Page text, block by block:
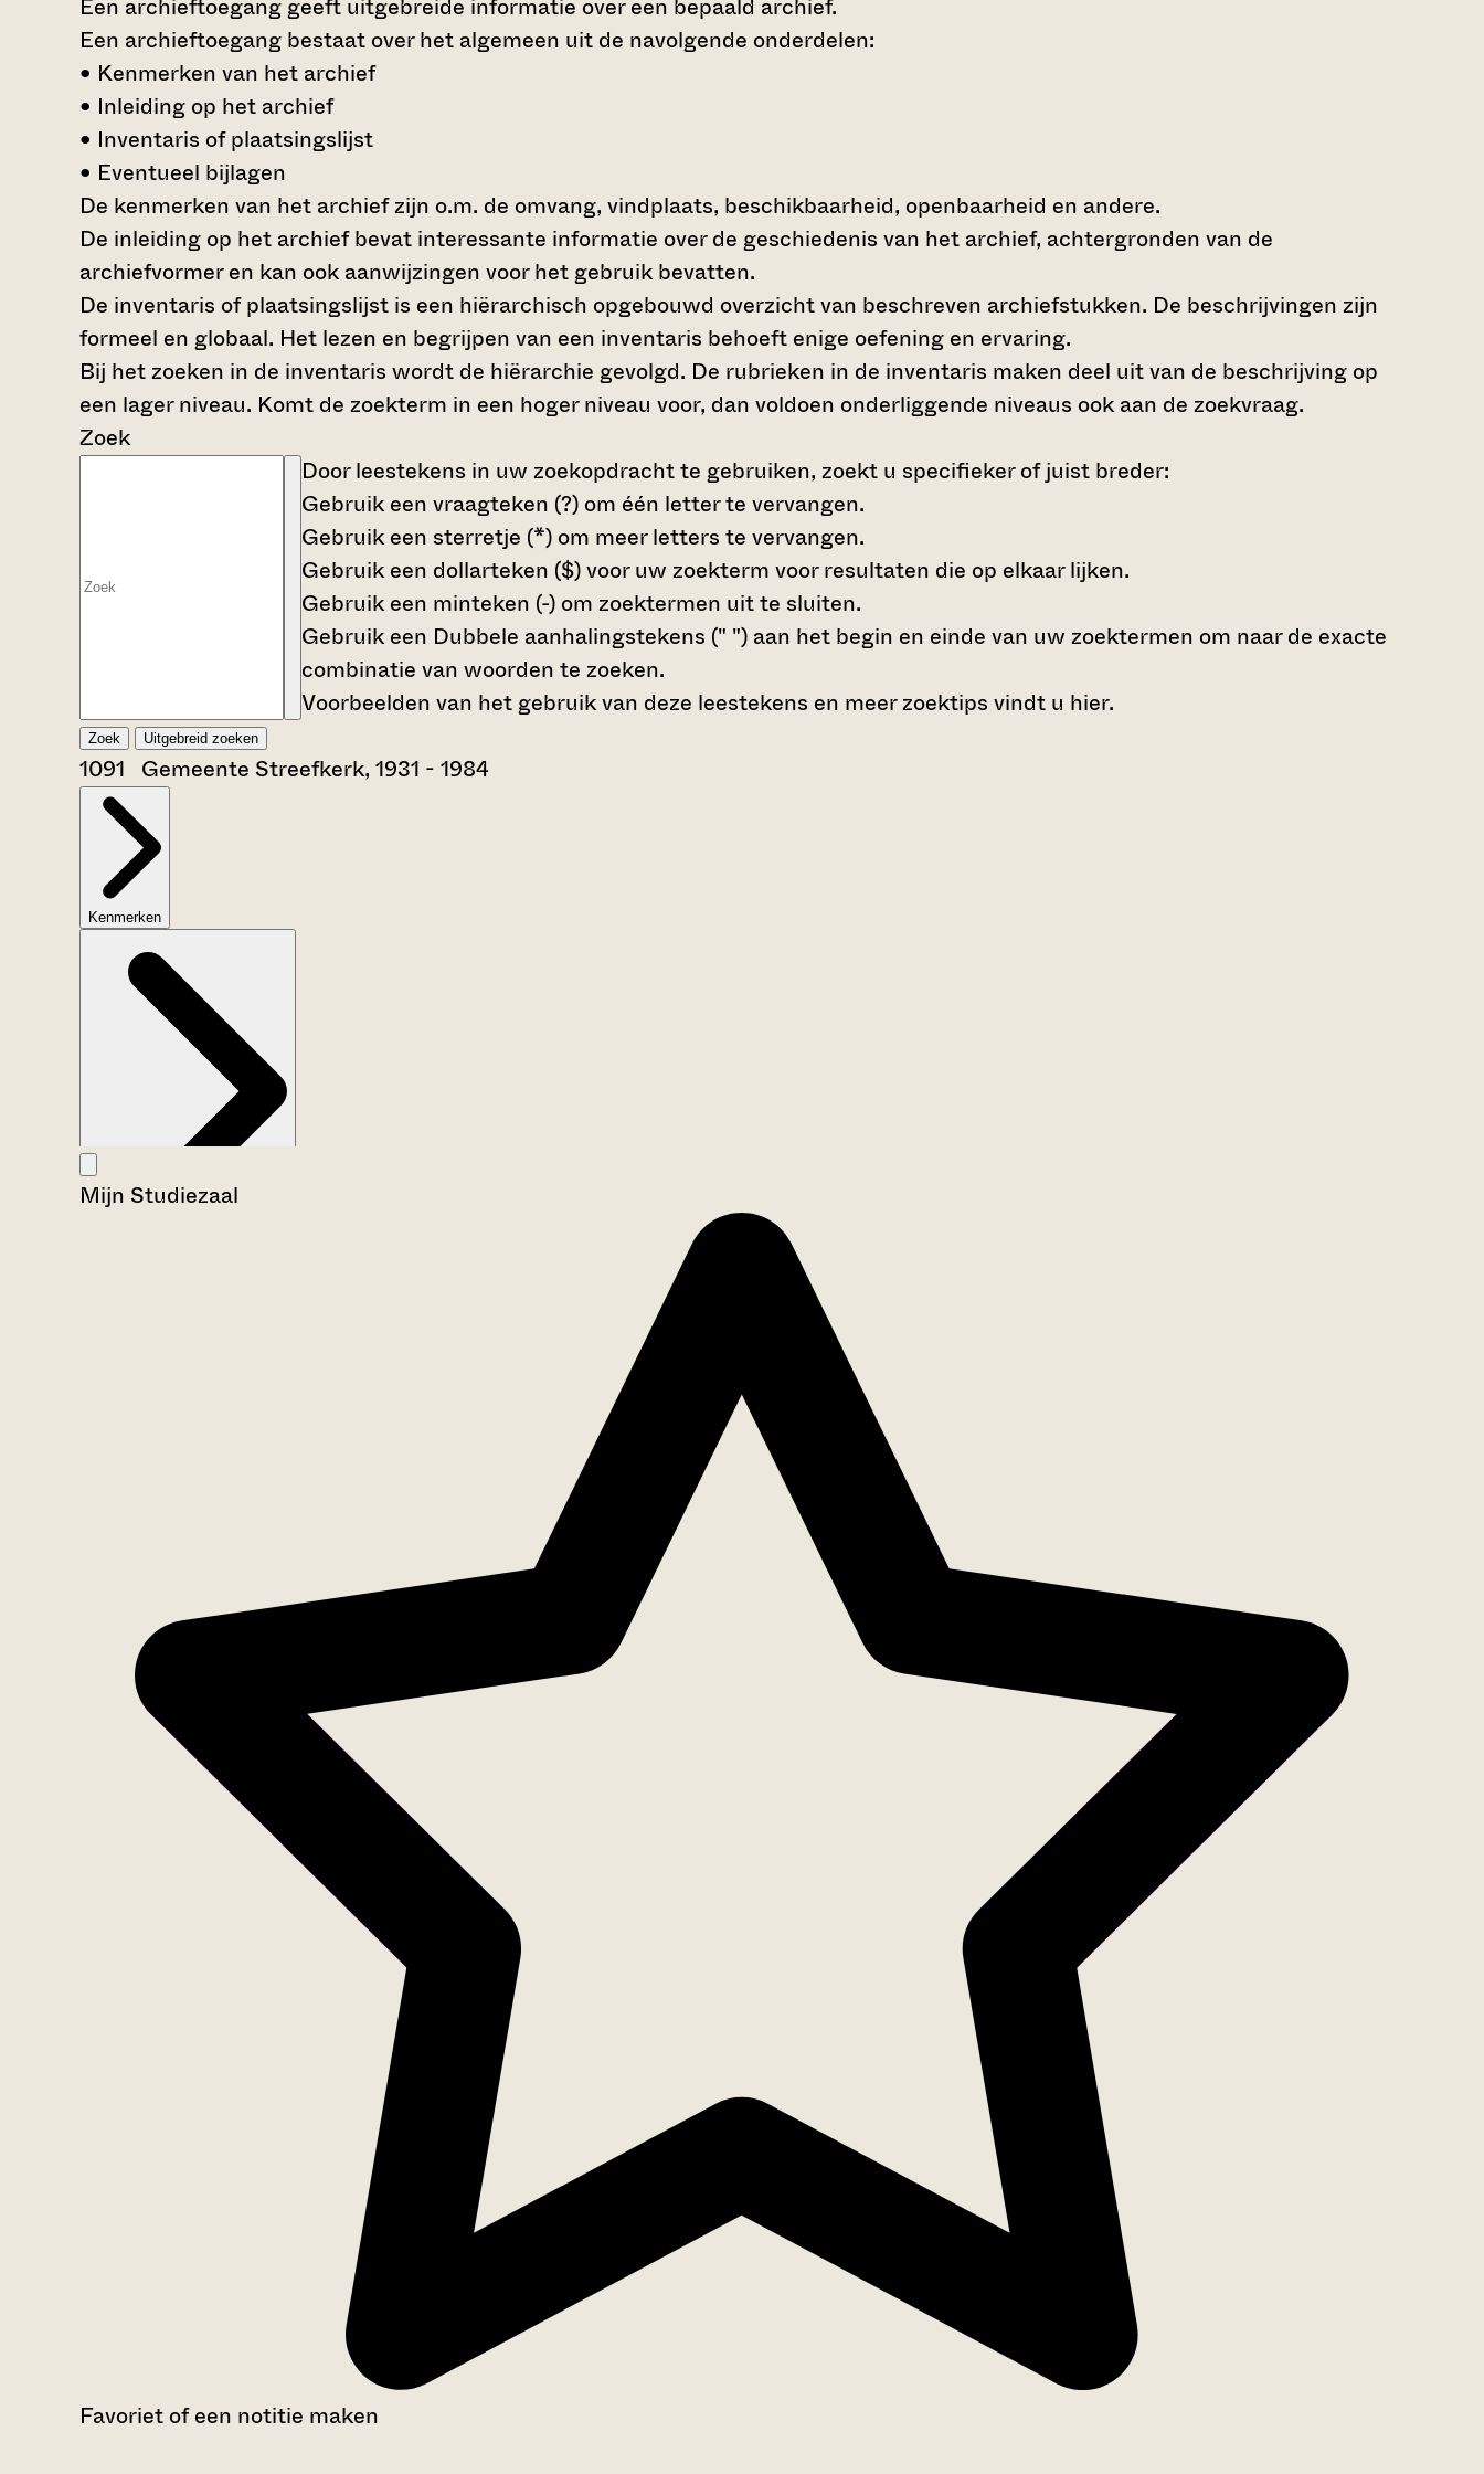
Een archieftoegang geeft uitgebreide informatie over een bepaald archief.
Een archieftoegang bestaat over het algemeen uit de navolgende onderdelen:
• Kenmerken van het archief
• Inleiding op het archief
• Inventaris of plaatsingslijst
• Eventueel bijlagen
De kenmerken van het archief zijn o.m. de omvang, vindplaats, beschikbaarheid, openbaarheid en andere.
De inleiding op het archief bevat interessante informatie over de geschiedenis van het archief, achtergronden van de
archiefvormer en kan ook aanwijzingen voor het gebruik bevatten.
De inventaris of plaatsingslijst is een hiërarchisch opgebouwd overzicht van beschreven archiefstukken. De beschrijvingen zijn
formeel en globaal. Het lezen en begrijpen van een inventaris behoeft enige oefening en ervaring.
Bij het zoeken in de inventaris wordt de hiërarchie gevolgd. De rubrieken in de inventaris maken deel uit van de beschrijving op
een lager niveau. Komt de zoekterm in een hoger niveau voor, dan voldoen onderliggende niveaus ook aan de zoekvraag.
Zoek
Door leestekens in uw zoekopdracht te gebruiken, zoekt u specifieker of juist breder:
Gebruik een vraagteken (?) om één letter te vervangen.
Gebruik een sterretje (*) om meer letters te vervangen.
Gebruik een dollarteken ($)voor uw zoekterm voor resultaten die op elkaar lijken.
Gebruik een minteken (-) om zoektermen uit te sluiten.
Gebruik een Dubbele aanhalingstekens (" ") aan het begin en einde van uw zoektermen om naar de exacte
combinatie van woorden te zoeken.
Voorbeelden van het gebruik van deze leestekens en meer zoektips vindt u hier.
Zoek Uitgebreid zoeken
1091 Gemeente Streefkerk, 1931 - 1984
Kenmerken
Mijn Studiezaal
Favoriet of een notitie maken